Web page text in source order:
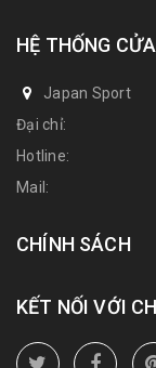
HỆ THỐNG
Japan Sport
Đại chỉ:
Hotline:
Mail:
CHÍNH SÁCH
KẾT NỐI VỚI